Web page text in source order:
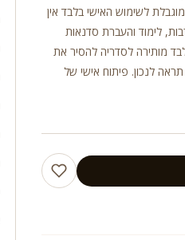
לשימוש האישי בלבד אין
לימוד והעברת סדנאות
מותירה לסדריה להסיר את
לנכון. פיתוח אישי של